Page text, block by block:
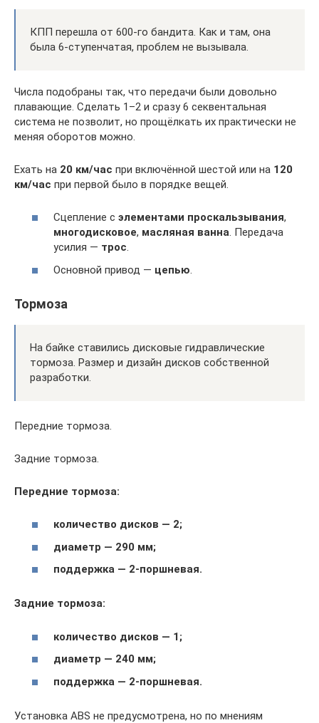
КПП перешла от 600-го бандита. Как и там, она
была 6-ступенчатая, проблем не вызывала.
Числа подобраны так, что передачи были довольно
плавающие. Сделать 1–2 и сразу 6 секвентальная
система не позволит, но прощёлкать их практически не
меняя оборотов можно.
Ехать на 20 км/час при включённой шестой или на 120
км/час при первой было в порядке вещей.
Сцепление с элементами проскальзывания,
многодисковое, масляная ванна. Передача
усилия — трос.
Основной привод — цепью
Тормоза
На байке ставились дисковые гидравлические
тормоза. Размер и дизайн дисков собственной
разработки.
Передние тормоза.
Задние тормоза.
Передние тормоза:
количество дисков — 2;
диаметр — 290 мм;
поддержка — 2-поршневая.
Задние тормоза:
количество дисков — 1;
диаметр — 240 мм;
поддержка — 2-поршневая.
Установка ABS не предусмотрена, но по мнениям